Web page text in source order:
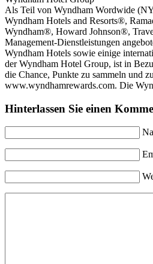
Als Teil von Wyndham Wordwide
Wyndham Hotels and Resorts®,
Wyndham®, Howard Johnson®,
Management-Dienstleistungen
Wyndham Hotels sowie einige
der Wyndham Hotel Group, ist in
die Chance, Punkte zu sammeln und
www.wyndhamrewards.com. Die
Hinterlassen Sie einen